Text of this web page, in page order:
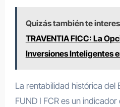
Quizás también te
TRAVENTIA FICC: La
Inversiones Inteligentes
La rentabilidad histórica del
FUND I FCR es un